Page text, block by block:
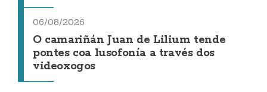
06/08/2026
O camariñán Juan de Lilium tende
pontes coa lusofonía a través dos
videoxogos